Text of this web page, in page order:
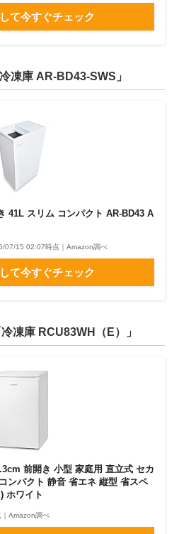
て今すぐチェック
凍庫 AR-BD43-SWS」
41L スリム コンパクト AR-BD43 A
07/15 02:07時点｜Amazon調べ
て今すぐチェック
凍庫 RCU83WH（E）」
前開き 小型 家庭用 直立式 セカ
ンパクト 静音 省エネ 縦型 省スペ
ホワイト
Amazon調べ